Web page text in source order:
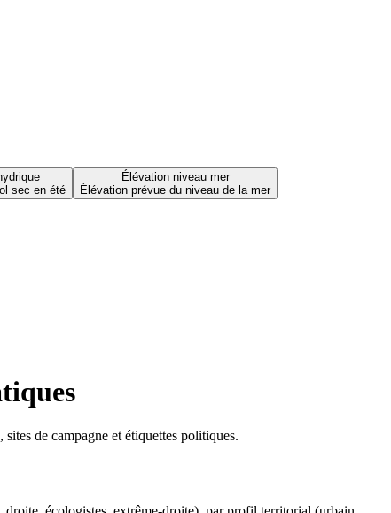
sec en été
Élévation niveau mer
Élévation prévue du niveau de la mer
de campagne et étiquettes politiques.